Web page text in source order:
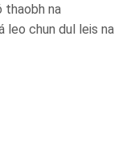
thaobh na
leo chun dul leis na